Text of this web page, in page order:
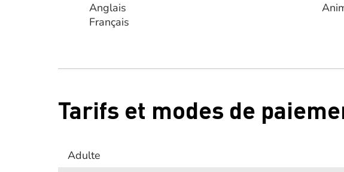
Anglais
Français
Tarifs et modes de
Adulte